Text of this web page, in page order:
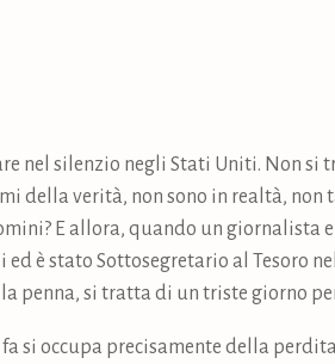
nel silenzio negli Stati Uniti. Non si
della verità, non sono in realtà,
E allora, quando un giornalista
è stato Sottosegretario al Tesoro
penna, si tratta di un triste giorno
si occupa precisamente della